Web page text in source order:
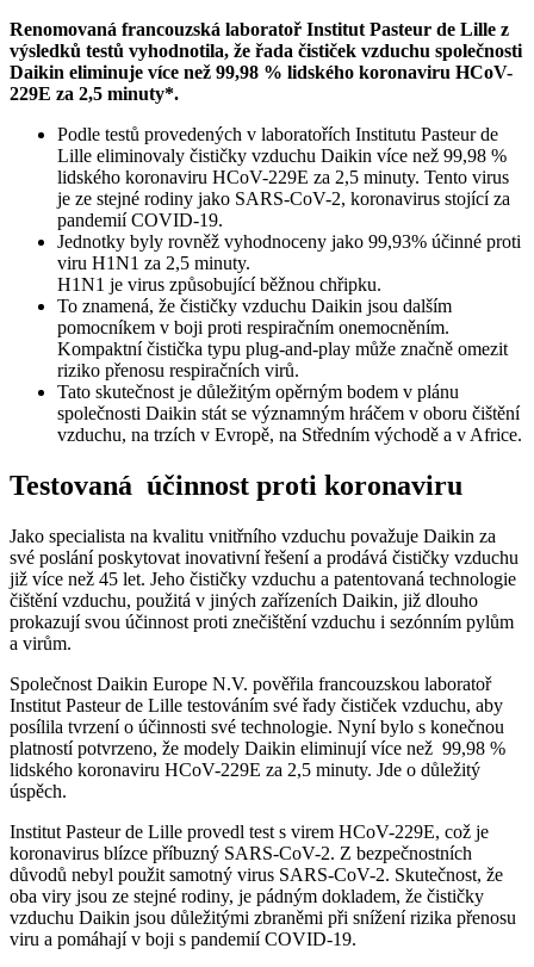
Renomovaná francouzská laboratoř Institut Pasteur de Lille z
výsledků testů vyhodnotila, že řada čističek vzduchu společnosti
Daikin eliminuje více než 99,98 % lidského koronaviru HCoV-
229E za 2,5 minuty*.
Podle testů provedených v laboratořích Institutu Pasteur de
Lille eliminovaly čističky vzduchu Daikin více než 99,98 %
lidského koronaviru HCoV-229E za 2,5 minuty. Tento virus
je ze stejné rodiny jako SARS-CoV-2, koronavirus stojící za
pandemií COVID-19.
Jednotky byly rovněž vyhodnoceny jako 99,93% účinné proti
viru H1N1 za 2,5 minuty.
H1N1 je virus způsobující běžnou chřipku.
To znamená, že čističky vzduchu Daikin jsou dalším
pomocníkem v boji proti respiračním onemocněním.
Kompaktní čistička typu plug-and-play může značně omezit
riziko přenosu respiračních virů.
Tato skutečnost je důležitým opěrným bodem v plánu
společnosti Daikin stát se významným hráčem v oboru čištění
vzduchu, na trzích v Evropě, na Středním východě a v Africe.
Testovaná účinnost proti koronaviru
Jako specialista na kvalitu vnitřního vzduchu považuje Daikin za
své poslání poskytovat inovativní řešení a prodává čističky vzduchu
již více než 45 let. Jeho čističky vzduchu a patentovaná technologie
čištění vzduchu, použitá v jiných zařízeních Daikin, již dlouho
prokazují svou účinnost proti znečištění vzduchu i sezónním pylům
a virům.
Společnost Daikin Europe N.V. pověřila francouzskou laboratoř
Institut Pasteur de Lille testováním své řady čističek vzduchu, aby
posílila tvrzení o účinnosti své technologie. Nyní bylo s konečnou
platností potvrzeno, že modely Daikin eliminují více než 99,98 %
lidského koronaviru HCoV-229E za 2,5 minuty. Jde o důležitý
úspěch.
Institut Pasteur de Lille provedl test s virem HCoV-229E, což je
koronavirus blízce příbuzný SARS-CoV-2. Z bezpečnostních
důvodů nebyl použit samotný virus SARS-CoV-2. Skutečnost, že
oba viry jsou ze stejné rodiny, je pádným dokladem, že čističky
vzduchu Daikin jsou důležitými zbraněmi při snížení rizika přenosu
viru a pomáhají v boji s pandemií COVID-19.